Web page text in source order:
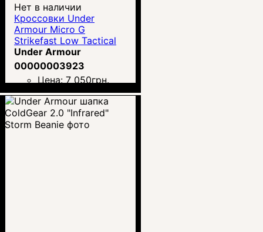
Нет в наличии
Кроссовки Under
Armour Micro G
Strikefast Low Tactical
Shoes
Under Armour
00000003923
Цена: 7 050грн.